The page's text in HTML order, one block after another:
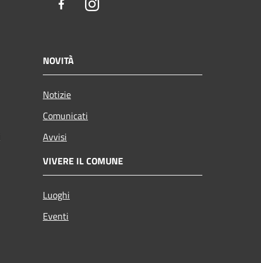
FacebookInstagram
NOVITÀ
Notizie
Comunicati
Avvisi
VIVERE IL COMUNE
Luoghi
Eventi